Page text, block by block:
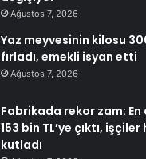
Ağustos 7, 2026
Yaz meyvesinin kilosu
fırladı, emekli isyan etti
Ağustos 7, 2026
Fabrikada rekor zam: En
153 bin TL’ye çıktı,
kutladı